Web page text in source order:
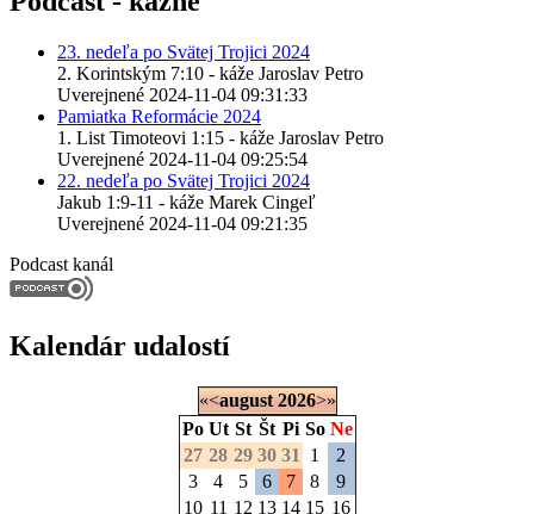
23. nedeľa po Svätej Trojici 2024
2. Korintským 7:10 - káže Jaroslav Petro
Uverejnené 2024-11-04 09:31:33
Pamiatka Reformácie 2024
1. List Timoteovi 1:15 - káže Jaroslav Petro
Uverejnené 2024-11-04 09:25:54
22. nedeľa po Svätej Trojici 2024
Jakub 1:9-11 - káže Marek Cingeľ
Uverejnené 2024-11-04 09:21:35
Podcast kanál
Kalendár udalostí
«<august 2026>»
Po Ut St Št Pi So Ne
27 28 29 30 31 1
2
3
4 5 6 7 8
9
10 11 12 13 14 15 16